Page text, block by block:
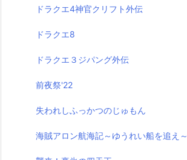
ドラクエ4神官クリフト外伝
ドラクエ8
ドラクエ３ジパング外伝
前夜祭'22
失われしふっかつのじゅもん
海賊アロン航海記～ゆうれい船を追え～